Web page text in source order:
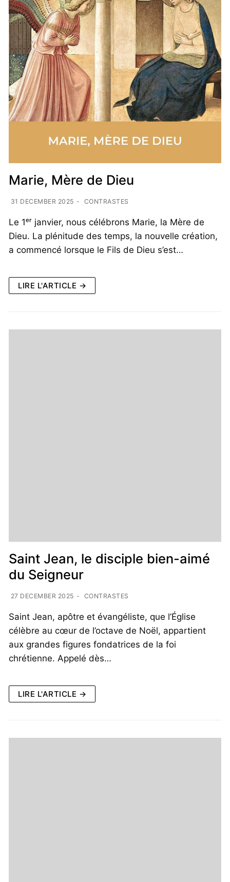
Marie, Mère de Dieu
31 DECEMBER 2025 - CONTRASTES
Le 1ᵉʳ janvier, nous célébrons Marie, la Mère de
Dieu. La plénitude des temps, la nouvelle création,
a commencé lorsque le Fils de Dieu s’est…
LIRE L'ARTICLE →
Saint Jean, le disciple bien-aimé
du Seigneur
27 DECEMBER 2025 - CONTRASTES
Saint Jean, apôtre et évangéliste, que l’Église
célèbre au cœur de l’octave de Noël, appartient
aux grandes figures fondatrices de la foi
chrétienne. Appelé dès…
LIRE L'ARTICLE →